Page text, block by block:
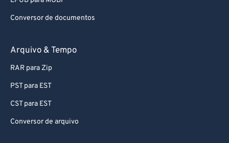
Conversor de documentos
Arquivo & Tempo
RAR para Zip
PST para EST
CST para EST
Conversor de arquivo